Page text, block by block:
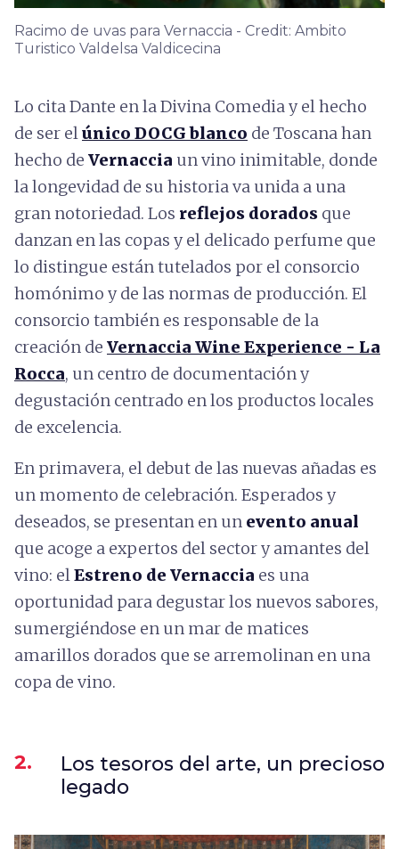
Racimo de uvas para Vernaccia - Credit: Ambito
Turistico Valdelsa Valdicecina
Lo cita Dante en la Divina Comedia y el hecho
de ser elúnico DOCG blanco de Toscana han
hecho de Vernaccia un vino inimitable, donde
la longevidad de su historia va unida a una
gran notoriedad. Los reflejos dorados que
danzan en las copas y el delicado perfume que
lo distingue están tutelados por el consorcio
homónimo y de las normas de producción. El
consorcio también es responsable de la
creación de Vernaccia Wine Experience - La
Rocca, un centro de documentación y
degustación centrado en los productos locales
de excelencia.
En primavera, el debut de las nuevas añadas es
un momento de celebración. Esperados y
deseados, se presentan en un evento anual
que acoge a expertos del sector y amantes del
vino: elEstreno de Vernaccia es una
oportunidad para degustar los nuevos sabores,
sumergiéndose en un mar de matices
amarillos dorados que se arremolinan en una
copa de vino.
2.
Los tesoros del arte, un precioso
legado